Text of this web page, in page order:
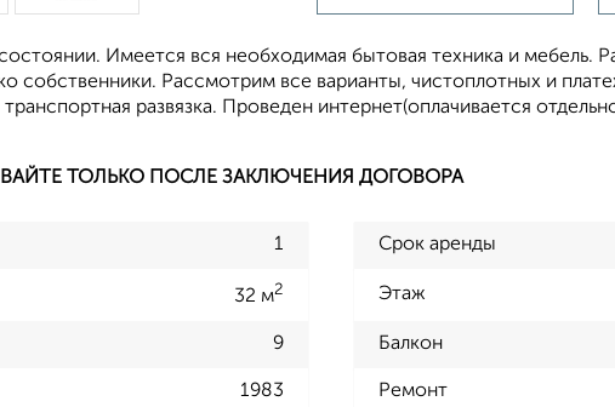
Имеется вся необходимая бытовая техника и мебель.
собственники. Рассмотрим все варианты, чистоплотных и
транспортная развязка. Проведен интернет(оплачивается
ТОЛЬКО ПОСЛЕ ЗАКЛЮЧЕНИЯ ДОГОВОРА
1 Срок аренды
32 м2 Этаж
9 Балкон
1983 Ремонт